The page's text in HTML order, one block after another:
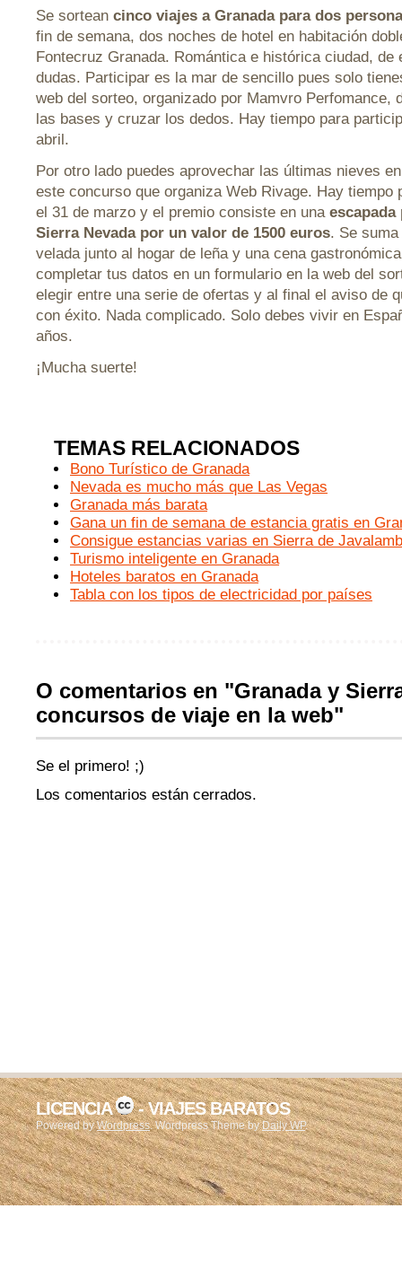
Se sortean cinco viajes a Granada para dos persona
fin de semana, dos noches de hotel en habitación
Fontecruz Granada. Romántica e histórica ciudad, de
dudas. Participar es la mar de sencillo pues solo
web del sorteo, organizado por Mamvro Perfomance,
las bases y cruzar los dedos. Hay tiempo para
abril.
Por otro lado puedes aprovechar las últimas nieves
este concurso que organiza Web Rivage. Hay tiempo
el 31 de marzo y el premio consiste en una escapada
Sierra Nevada por un valor de 1500 euros. Se
velada junto al hogar de leña y una cena
completar tus datos en un formulario en la web del
elegir entre una serie de ofertas y al final el aviso de
con éxito. Nada complicado. Solo debes vivir en
años.
¡Mucha suerte!
TEMAS RELACIONADOS
Bono Turístico de Granada
Nevada es mucho más que Las Vegas
Granada más barata
Gana un fin de semana de estancia gratis en
Consigue estancias varias en Sierra de
Turismo inteligente en Granada
Hoteles baratos en Granada
Tabla con los tipos de electricidad por países
O comentarios en "Granada y
concursos de viaje en la web"
Se el primero! ;)
Los comentarios están cerrados.
LICENCIA - VIAJES BARATOS
Powered byWordpress. Wordpress Theme byDaily WP.